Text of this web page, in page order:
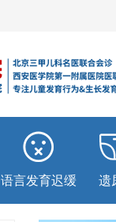
语言发育迟缓 遗